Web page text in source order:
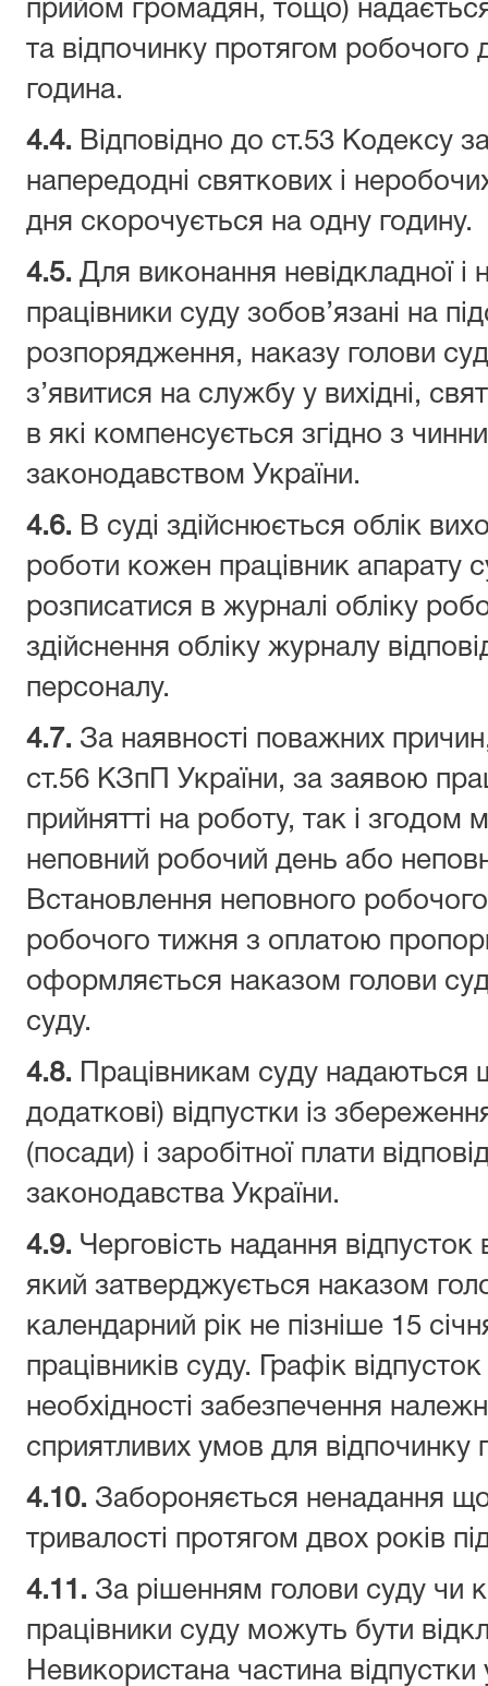
прийом громадян, тощо)
та відпочинку протягом робочого
година.
4.4. Відповідно до ст.53 Кодексу
напередодні святкових і
дня скорочується на одну годину.
4.5. Для виконання невідкладної і
працівники суду зобов’язані на
розпорядження, наказу голови
з’явитися на службу у вихідні,
в які компенсується згідно з
законодавством України.
4.6. В суді здійснюється облік
роботи кожен працівник апарату
розписатися в журналі обліку
здійснення обліку журналу
персоналу.
4.7. За наявності поважних
ст.56 КЗпП України, за заявою
прийнятті на роботу, так і
неповний робочий день або
Встановлення неповного
робочого тижня з оплатою
оформляється наказом голови
суду.
4.8.
Працівникам суду надаються
додаткові) відпустки із
(посади) і заробітної плати
законодавства України.
4.9. Черговість надання
який затверджується наказом
календарний рік не пізніше 15
працівників суду. Графік
необхідності забезпечення
сприятливих умов для відпочинку
4.10. Забороняється ненадання
тривалості протягом двох років
4.11. За рішенням голови суду чи
працівники суду можуть бути
Невикористана частина відпустки